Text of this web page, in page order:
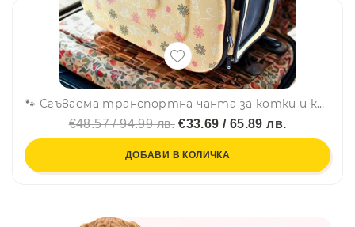
🐾 Сгъваема транспортна чанта за котки и кучета – широка и удобна за носене, лесна и компактна за прибиране
€48.57 / 94.99 лв.€33.69 / 65.89 лв.
ДОБАВИ В КОЛИЧКА